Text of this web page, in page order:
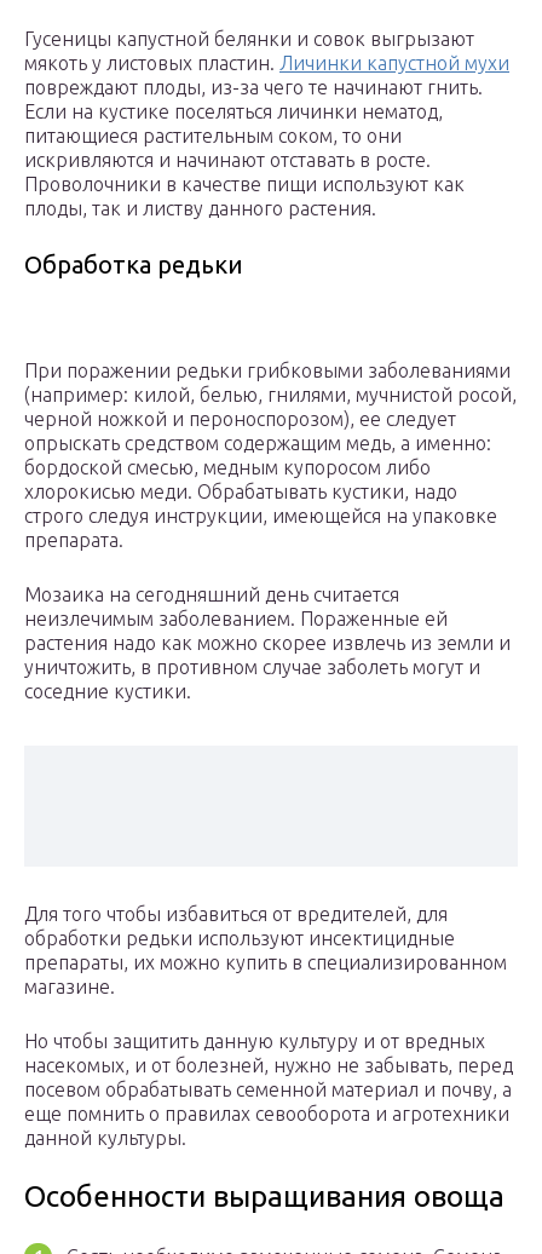
Гусеницы капустной белянки и совок выгрызают
мякоть у листовых пластин. Личинки капустной мухи
повреждают плоды, из-за чего те начинают гнить.
Если на кустике поселяться личинки нематод,
питающиеся растительным соком, то они
искривляются и начинают отставать в росте.
Проволочники в качестве пищи используют как
плоды, так и листву данного растения.
Обработка редьки
При поражении редьки грибковыми заболеваниями
(например: килой, белью, гнилями, мучнистой росой,
черной ножкой и пероноспорозом), ее следует
опрыскать средством содержащим медь, а именно:
бордоской смесью, медным купоросом либо
хлорокисью меди. Обрабатывать кустики, надо
строго следуя инструкции, имеющейся на упаковке
препарата.
Мозаика на сегодняшний день считается
неизлечимым заболеванием. Пораженные ей
растения надо как можно скорее извлечь из земли и
уничтожить, в противном случае заболеть могут и
соседние кустики.
Для того чтобы избавиться от вредителей, для
обработки редьки используют инсектицидные
препараты, их можно купить в специализированном
магазине.
Но чтобы защитить данную культуру и от вредных
насекомых, и от болезней, нужно не забывать, перед
посевом обрабатывать семенной материал и почву, а
еще помнить о правилах севооборота и агротехники
данной культуры.
Особенности выращивания овоща